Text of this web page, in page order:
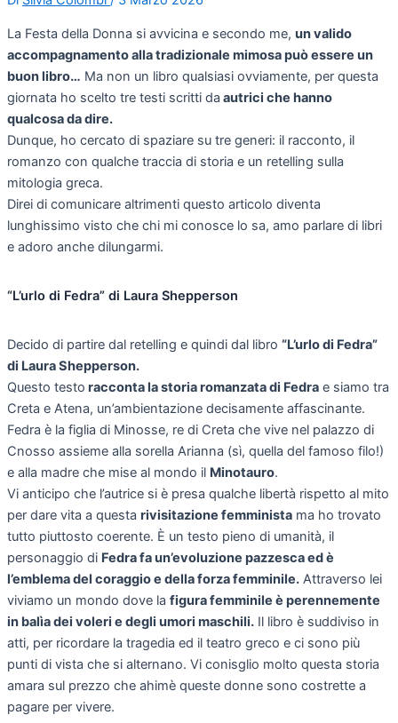
La Festa della Donna si avvicina e secondo me, un valido
accompagnamento alla tradizionale mimosa può essere un
buon libro… Ma non un libro qualsiasi ovviamente, per questa
giornata ho scelto tre testi scritti da autrici che hanno
qualcosa da dire.
Dunque, ho cercato di spaziare su tre generi: il racconto, il
romanzo con qualche traccia di storia e un retelling sulla
mitologia greca.
Direi di comunicare altrimenti questo articolo diventa
lunghissimo visto che chi mi conosce lo sa, amo parlare di libri
e adoro anche dilungarmi.
“L’urlo di Fedra” di Laura Shepperson
Decido di partire dal retelling e quindi dal libro “L’urlo di Fedra”
di Laura Shepperson.
Questo testo racconta la storia romanzata di Fedra e siamo tra
Creta e Atena, un’ambientazione decisamente affascinante.
Fedra è la figlia di Minosse, re di Creta che vive nel palazzo di
Cnosso assieme alla sorella Arianna (sì, quella del famoso filo!)
e alla madre che mise al mondo il Minotauro.
Vi anticipo che l’autrice si è presa qualche libertà rispetto al mito
per dare vita a questa rivisitazione femminista ma ho trovato
tutto piuttosto coerente. È un testo pieno di umanità, il
personaggio di Fedra fa un’evoluzione pazzesca ed è
l’emblema del coraggio e della forza femminile. Attraverso lei
viviamo un mondo dove la figura femminile è perennemente
in balìa dei voleri e degli umori maschili. Il libro è suddiviso in
atti, per ricordare la tragedia ed il teatro greco e ci sono più
punti di vista che si alternano. Vi conisglio molto questa storia
amara sul prezzo che ahimè queste donne sono costrette a
pagare per vivere.